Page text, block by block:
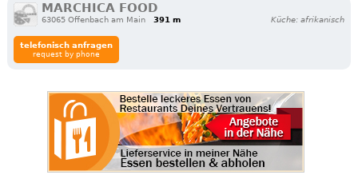
MARCHICA FOOD
63065 Offenbach am Main 391 m Küche: afrikanisch
telefonisch anfragen
request by phone